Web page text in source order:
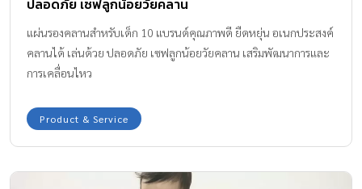
แผ่นรองคลานสำหรับเด็ก 10 แบรนด์คุณภาพดี ยืดหยุ่น อเนกประสงค์
คลานได้ เล่นด้วย ปลอดภัย เซฟลูกน้อยวัยคลาน เสริมพัฒนาการและ
การเคลื่อนไหว
Product & Service